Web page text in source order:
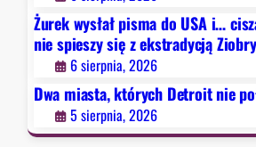
Żurek wysłał pisma do USA i…
nie spieszy się z ekstradycją Ziobry
6 sierpnia, 2026
Dwa miasta, których Detroit nie
5 sierpnia, 2026